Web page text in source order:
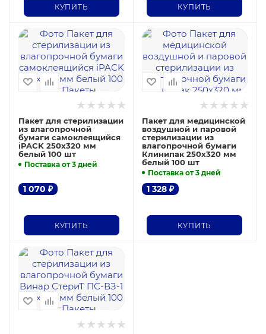
КУПИТЬ КУПИТЬ
Пакет для стерилизации
из влагопрочной
бумаги самоклеящийся
iPACK 250х320 мм
белый 100 шт
Поставка от 3 дней
1 070 ₽
КУПИТЬ
Пакет для медицинской
воздушной и паровой
стерилизации из
влагопрочной бумаги
Клинипак 250х320 мм
белый 100 шт
Поставка от 3 дней
1 328₽
КУПИТЬ